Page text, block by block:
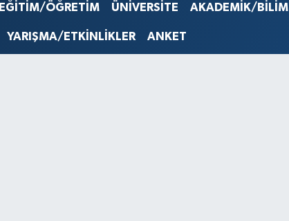
EĞİTİM/ÖĞRETİM ÜNİVERSİTE AKADEMİK/BİLİM
YARIŞMA/ETKİNLİKLER ANKET